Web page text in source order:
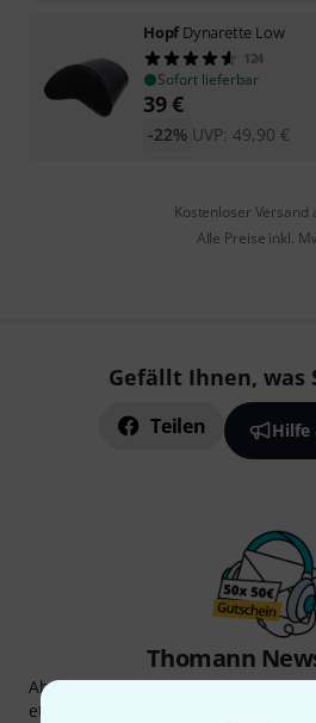
Hopf Dynarette Low
124
Sofort lieferbar
39€
UVP: 49,90 €
-22%
Kostenloser Versand
Alle Preise inkl.
Gefällt Ihnen, was
Teilen Hilfe
Thomann
Abonniere den Thomann
etwas Glück einen von